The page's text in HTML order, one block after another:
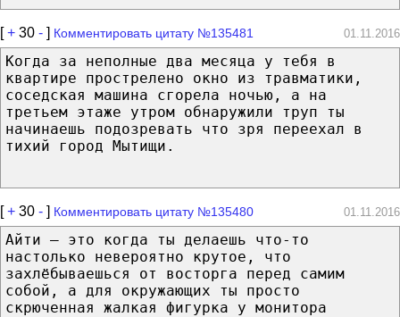
[+ 30 - ] Комментировать цитату №135481 01.11.2016
Когда за неполные два месяца у тебя в
квартире прострелено окно из травматики,
соседская машина сгорела ночью, а на
третьем этаже утром обнаружили труп ты
начинаешь подозревать что зря переехал в
тихий город Мытищи.
[+ 30 - ] Комментировать цитату №135480 01.11.2016
Айти — это когда ты делаешь что-то
настолько невероятно крутое, что
захлёбываешься от восторга перед самим
собой, а для окружающих ты просто
скрюченная жалкая фигурка у монитора